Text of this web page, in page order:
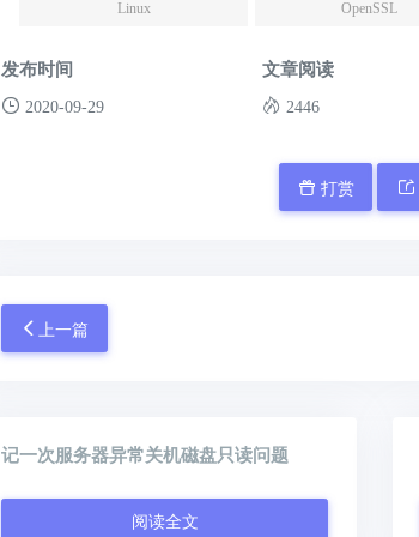
Linux OpenSSL
发布时间
2020-09-29
文章阅读
2446
打赏
上一篇
记一次服务器异常关机磁盘只读问题
阅读全文